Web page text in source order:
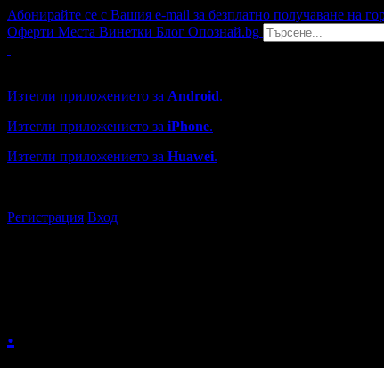
Абонирайте се с Вашия e-mail за безплатно получаване на
Оферти Места Винетки Блог Опознай.bg
Изтегли приложението за Android.
Изтегли приложението за iPhone.
Изтегли приложението за Huawei.
Регистрация Вход
.